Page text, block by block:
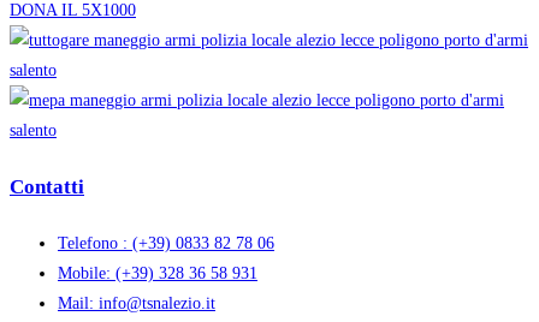
DONA IL 5X1000
Contatti
Telefono : (+39) 0833 82 78 06
Mobile: (+39) 328 36 58 931
Mail: info@tsnalezio.it